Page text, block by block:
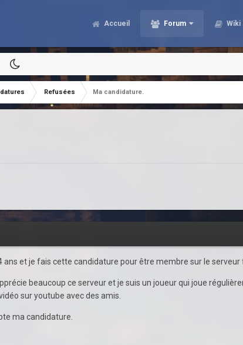
Accueil Forum Wiki
Refusées
Ma candidature.
ans et je fais cette candidature pour être membre sur le serveur
beaucoup ce serveur et je suis un joueur qui joue
sur youtube avec des amis.
ma candidature.